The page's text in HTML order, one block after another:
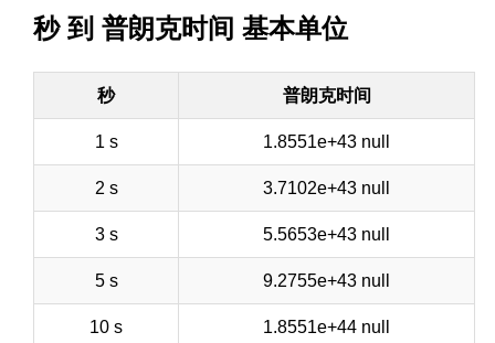
秒 到 普朗克时间 基本单位
秒 普朗克时间
1 s 1.8551e+43 null
2 s 3.7102e+43 null
3 s 5.5653e+43 null
5 s 9.2755e+43 null
10 s 1.8551e+44 null